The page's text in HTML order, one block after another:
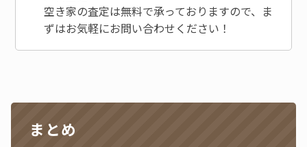
空き家の査定は無料で承っておりますので、ま
ずはお気軽にお問い合わせください！
まとめ